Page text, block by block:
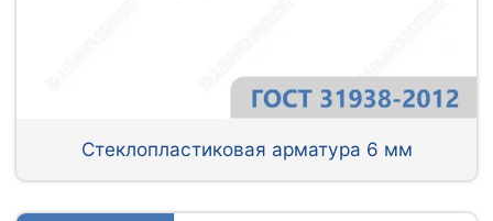
Стеклопластиковая арматура 6 мм